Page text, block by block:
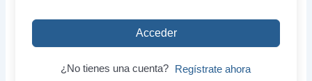
Acceder
¿No tienes una cuenta? Regístrate ahora